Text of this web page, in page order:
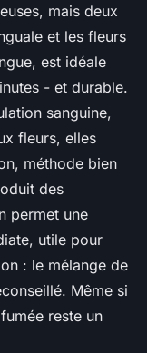
mais deux
et les fleurs
est idéale
- et durable.
sanguine,
fleurs, elles
méthode bien
des
permet une
utile pour
: le mélange de
Même si
reste un